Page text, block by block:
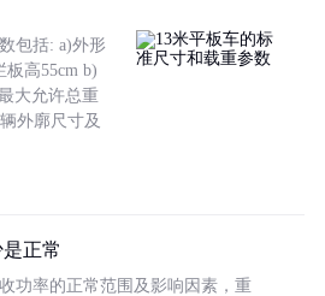
包括: a)外形
板高55cm b)
大允许总重
外廓尺寸及
正常
功率的正常范围及影响因素，重